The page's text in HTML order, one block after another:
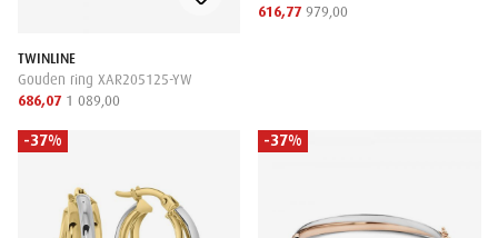
TWINLINE
Gouden ring XAR205125-YW
686,07 1 089,00
616,77 979,00
-37% -37%